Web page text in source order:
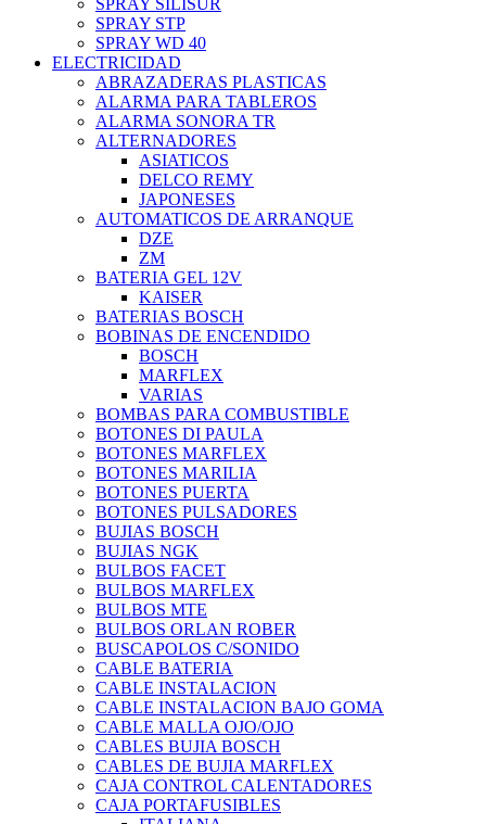
SPRAY SILISUR
SPRAY STP
SPRAY WD 40
ELECTRICIDAD
ABRAZADERAS PLASTICAS
ALARMA PARA TABLEROS
ALARMA SONORA TR
ALTERNADORES
ASIATICOS
DELCO REMY
JAPONESES
AUTOMATICOS DE ARRANQUE
DZE
ZM
BATERIA GEL 12V
KAISER
BATERIAS BOSCH
BOBINAS DE ENCENDIDO
BOSCH
MARFLEX
VARIAS
BOMBAS PARA COMBUSTIBLE
BOTONES DI PAULA
BOTONES MARFLEX
BOTONES MARILIA
BOTONES PUERTA
BOTONES PULSADORES
BUJIAS BOSCH
BUJIAS NGK
BULBOS FACET
BULBOS MARFLEX
BULBOS MTE
BULBOS ORLAN ROBER
BUSCAPOLOS C/SONIDO
CABLE BATERIA
CABLE INSTALACION
CABLE INSTALACION BAJO GOMA
CABLE MALLA OJO/OJO
CABLES BUJIA BOSCH
CABLES DE BUJIA MARFLEX
CAJA CONTROL CALENTADORES
CAJA PORTAFUSIBLES